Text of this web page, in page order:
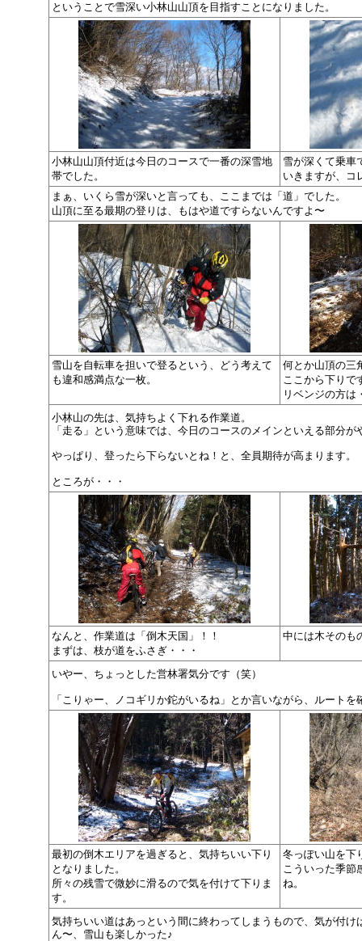
ということで雪深い小林山山頂を目指すことになりました。
小林山山頂付近は今日のコースで一番の深雪地
帯でした。
雪が深くて乗車
いきますが、コ
まぁ、いくら雪が深いと言っても、ここまでは「道」でした。
山頂に至る最期の登りは、もはや道ですらないんですよ〜
雪山を自転車を担いで登るという、どう考えて
も違和感満点な一枚。
何とか山頂の三
ここから下りで
リベンジの方は
小林山の先は、気持ちよく下れる作業道。
「走る」という意味では、今日のコースのメインといえる部分が
やっぱり、登ったら下らないとね！と、全員期待が高まります。
ところが・・・
なんと、作業道は「倒木天国」！！
まずは、枝が道をふさぎ・・・
中には木そのも
いやー、ちょっとした営林署気分です（笑）
「こりゃー、ノコギリか鉈がいるね」とか言いながら、ルートを
最初の倒木エリアを過ぎると、気持ちいい下り
となりました。
所々の残雪で微妙に滑るので気を付けて下りま
す。
冬っぽい山を下
こういった季節
ね。
気持ちいい道はあっという間に終わってしまうもので、気が付け
ん〜、雪山も楽しかった♪